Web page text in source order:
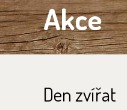
Akce
Den zvířat